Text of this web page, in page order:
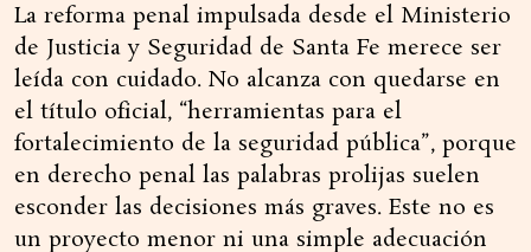
La reforma penal impulsada desde el Ministerio
de Justicia y Seguridad de Santa Fe merece ser
leída con cuidado. No alcanza con quedarse en
el título oficial, “herramientas para el
fortalecimiento de la seguridad pública”, porque
en derecho penal las palabras prolijas suelen
esconder las decisiones más graves. Este no es
un proyecto menor ni una simple adecuación